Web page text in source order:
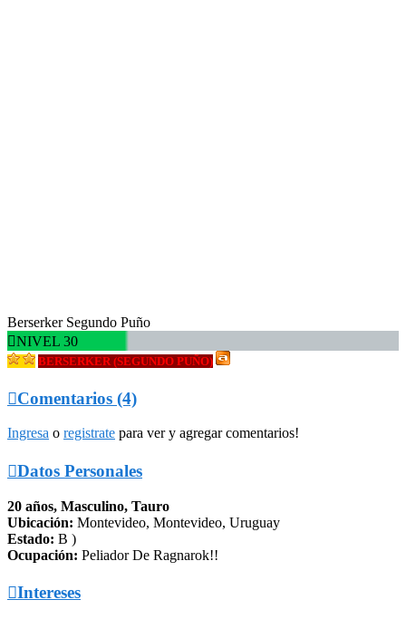
Berserker Segundo Puño
NIVEL 30
BERSERKER (SEGUNDO PUÑO)
Comentarios (4)
Ingresa o registrate para ver y agregar comentarios!
Datos Personales
20 años, Masculino, Tauro
Ubicación: Montevideo, Montevideo, Uruguay
Estado: B )
Ocupación: Peliador De Ragnarok!!
Intereses